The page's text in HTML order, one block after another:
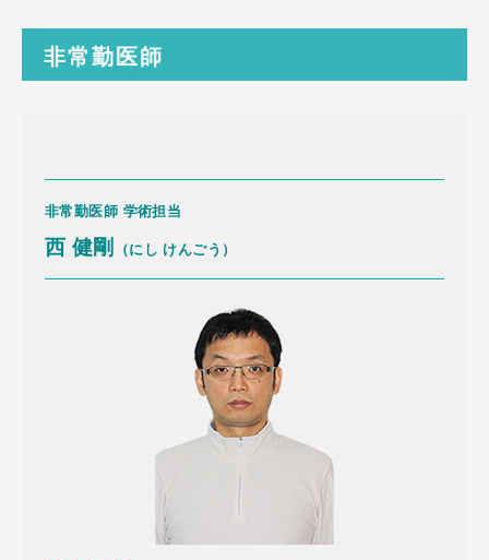
非常勤医師
非常勤医師 学術担当
西 健剛 （にし けんごう）